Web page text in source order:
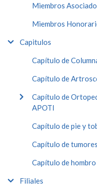
Miembros
Miembros
Capitulos
Capítulo de
Capítulo de
Capítulo de
APOTI
Capítulo de pie y
Capítulo de
Capítulo de hombro
Filiales